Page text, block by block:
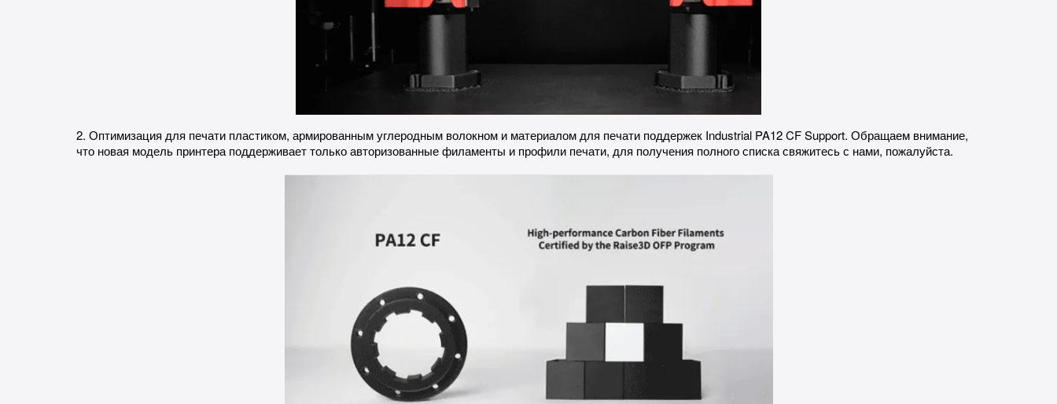
2. Оптимизация для печати пластиком, армированным углеродным волокном и материалом для печати поддержек Industrial PA12 CF Support. Обращаем внимание,
что новая модель принтера поддерживает только авторизованные филаменты и профили печати, для получения полного списка свяжитесь с нами, пожалуйста.